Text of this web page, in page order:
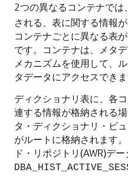
2つの異なるコンテナでは、
される、表に関する情報
コンテナごとに異なる表
です。コンテナは、メタ
メカニズムを使用して、
タデータにアクセスできま
ディクショナリ表に、各
連する情報が格納される
タ・ディクショナリ・ビ
がルートに格納されます
ド・リポジトリ(AWR)デ